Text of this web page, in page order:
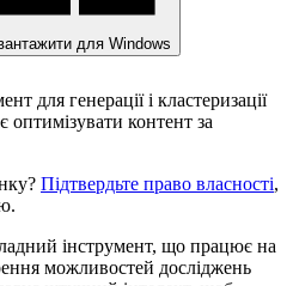
для Windows
для генерації і кластеризації
контент за
Підтвердьте право власності,
інструмент, що працює на
можливостей досліджень